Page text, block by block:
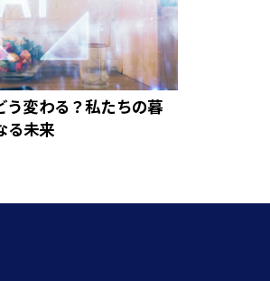
変わる？私たちの暮
る未来